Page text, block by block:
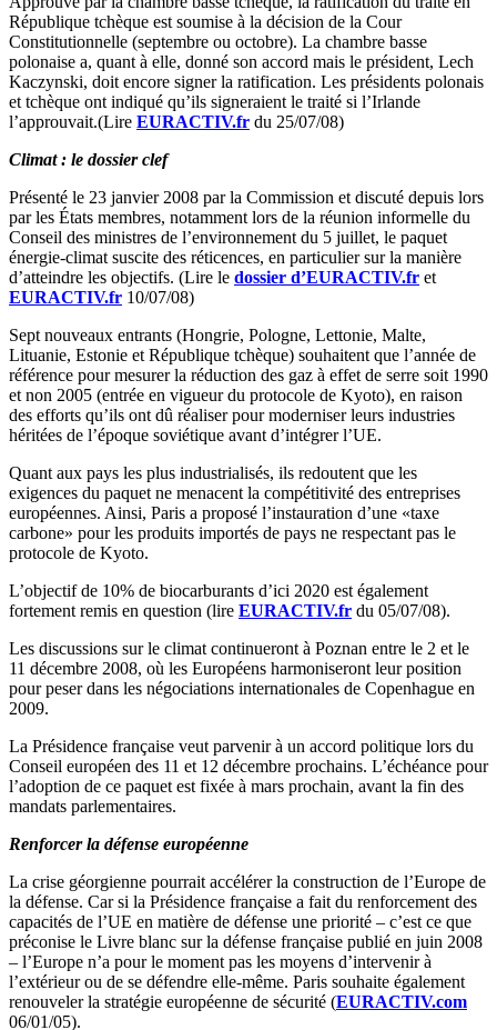
République tchèque est soumise à la décision de la Cour
Constitutionnelle (septembre ou octobre). La chambre basse
polonaise a, quant à elle, donné son accord mais le président, Lech
Kaczynski, doit encore signer la ratification. Les présidents polonais
et tchèque ont indiqué qu’ils signeraient le traité si l’Irlande
l’approuvait.(Lire EURACTIV.fr du 25/07/08)
Climat : le dossier clef
Présenté le 23 janvier 2008 par la Commission et discuté depuis lors
par les États membres, notamment lors de la réunion informelle du
Conseil des ministres de l’environnement du 5 juillet, le paquet
énergie-climat suscite des réticences, en particulier sur la manière
d’atteindre les objectifs. (Lire le dossier d’EURACTIV.fr et
EURACTIV.fr 10/07/08)
Sept nouveaux entrants (Hongrie, Pologne, Lettonie, Malte,
Lituanie, Estonie et République tchèque) souhaitent que l’année de
référence pour mesurer la réduction des gaz à effet de serre soit 1990
et non 2005 (entrée en vigueur du protocole de Kyoto), en raison
des efforts qu’ils ont dû réaliser pour moderniser leurs industries
héritées de l’époque soviétique avant d’intégrer l’UE.
Quant aux pays les plus industrialisés, ils redoutent que les
exigences du paquet ne menacent la compétitivité des entreprises
européennes. Ainsi, Paris a proposé l’instauration d’une «taxe
carbone» pour les produits importés de pays ne respectant pas le
protocole de Kyoto.
L’objectif de 10% de biocarburants d’ici 2020 est également
fortement remis en question (lire EURACTIV.fr du 05/07/08).
Les discussions sur le climat continueront à Poznan entre le 2 et le
11 décembre 2008, où les Européens harmoniseront leur position
pour peser dans les négociations internationales de Copenhague en
2009.
La Présidence française veut parvenir à un accord politique lors du
Conseil européen des 11 et 12 décembre prochains. L’échéance pour
l’adoption de ce paquet est fixée à mars prochain, avant la fin des
mandats parlementaires.
Renforcer la défense européenne
La crise géorgienne pourrait accélérer la construction de l’Europe de
la défense. Car si la Présidence française a fait du renforcement des
capacités de l’UE en matière de défense une priorité – c’est ce que
préconise le Livre blanc sur la défense française publié en juin 2008
– l’Europe n’a pour le moment pas les moyens d’intervenir à
l’extérieur ou de se défendre elle-même. Paris souhaite également
renouveler la stratégie européenne de sécurité (EURACTIV.com
06/01/05).